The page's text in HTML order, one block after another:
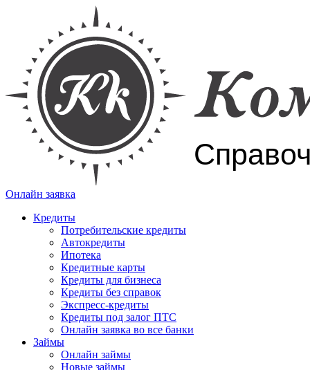
Онлайн заявка
Кредиты
Потребительские кредиты
Автокредиты
Ипотека
Кредитные карты
Кредиты для бизнеса
Кредиты без справок
Экспресс-кредиты
Кредиты под залог ПТС
Онлайн заявка во все банки
Займы
Онлайн займы
Новые займы